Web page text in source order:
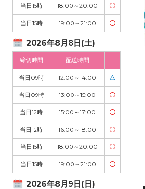
当日15時 18:00～20:00 〇
当日15時 19:00～21:00 〇
2026年8月8日(土)
締切時間 配送時間
当日09時 12:00～14:00 △
当日09時 13:00～15:00 〇
当日12時 15:00～17:00 〇
当日12時 16:00～18:00 〇
当日15時 18:00～20:00 〇
当日15時 19:00～21:00 〇
2026年8月9日(日)